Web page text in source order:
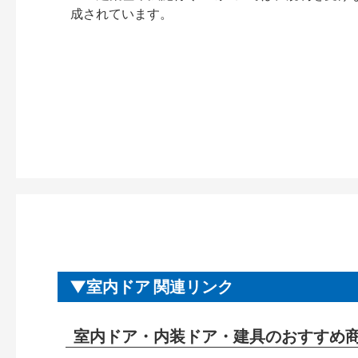
成されています。
室内ドア 関連リンク
室内ドア・内装ドア・建具のおすすめ